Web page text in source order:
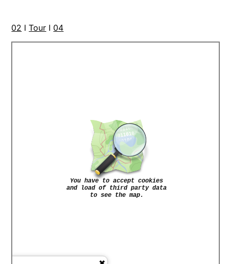
02 ITour I 04